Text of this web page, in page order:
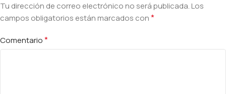
Tu dirección de correo electrónico no será publicada.Los
campos obligatorios están marcados con*
Comentario*
Alternative: